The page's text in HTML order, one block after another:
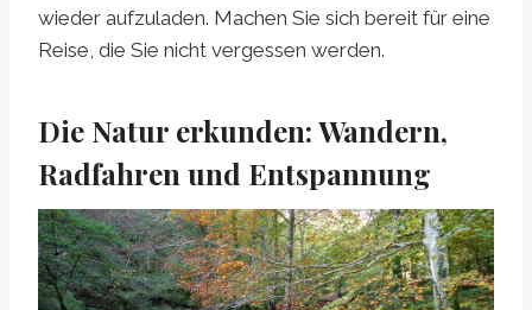
wieder aufzuladen. Machen Sie sich bereit für eine
Reise, die Sie nicht vergessen werden.
Die Natur erkunden: Wandern,
Radfahren und Entspannung